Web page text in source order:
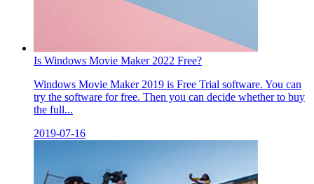
Is Windows Movie Maker 2022 Free?
Windows Movie Maker 2019 is Free Trial software. You can
try the software for free. Then you can decide whether to buy
the full...
2019-07-16